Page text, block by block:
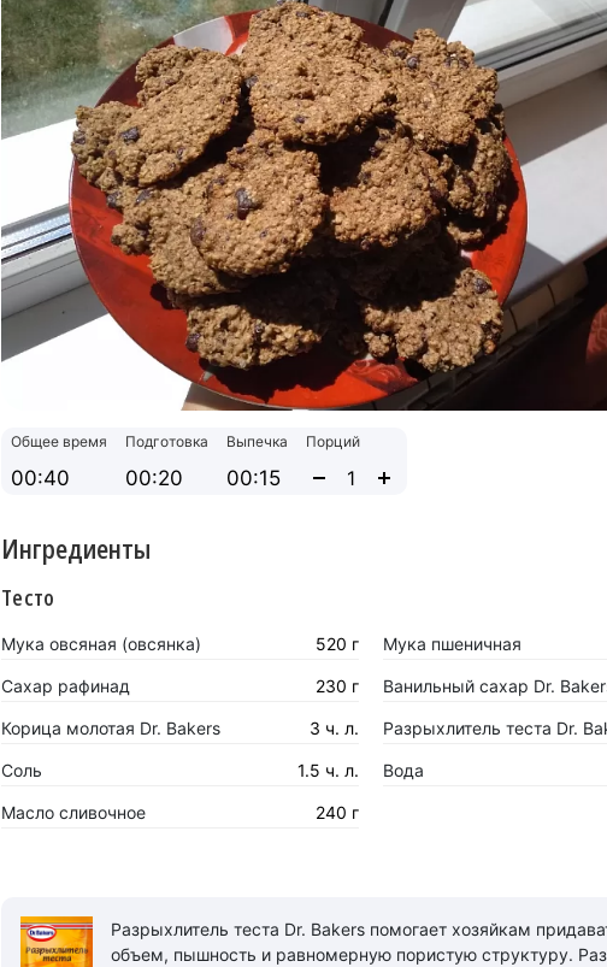
Общее время
00:40
Подготовка
00:20
Выпечка
00:15
Порций
Ингредиенты
Тесто
Мука овсяная (овсянка) 520 г Мука пшеничная
Сахар рафинад 230 г Ванильный сахар Dr.
Корица молотая Dr. Bakers 3 ч. л. Разрыхлитель теста Dr.
Соль 1.5 ч. л. Вода
Масло сливочное 240 г
Разрыхлитель теста Dr. Bakers помогает хозяйкам
объем, пышность и равномерную пористую структуру.